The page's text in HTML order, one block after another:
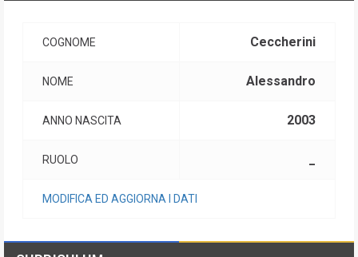
COGNOME Ceccherini
NOME Alessandro
ANNO NASCITA 2003
RUOLO
MODIFICA ED AGGIORNA I DATI